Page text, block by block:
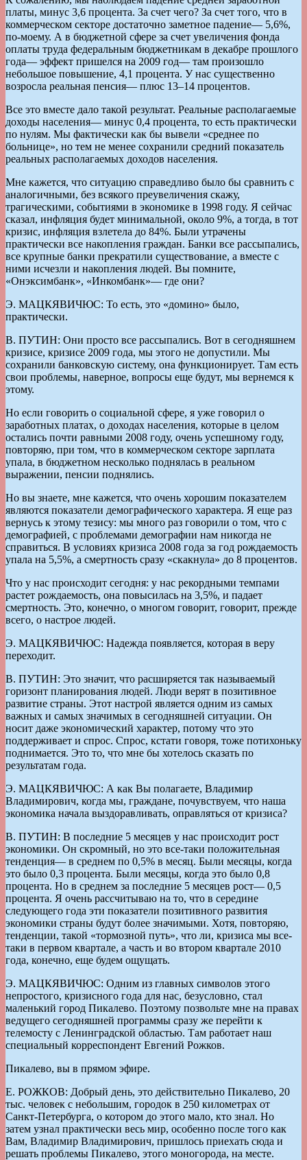
платы, минус 3,6 процента. За счет чего? За счет того, что в
коммерческом секторе достаточно заметное падение— 5,6%,
по-моему. А в бюджетной сфере за счет увеличения фонда
оплаты труда федеральным бюджетникам в декабре прошлого
года— эффект пришелся на 2009 год— там произошло
небольшое повышение, 4,1 процента. У нас существенно
возросла реальная пенсия— плюс 13–14 процентов.
Все это вместе дало такой результат. Реальные располагаемые
доходы населения— минус 0,4 процента, то есть практически
по нулям. Мы фактически как бы вывели «среднее по
больнице», но тем не менее сохранили средний показатель
реальных располагаемых доходов населения.
Мне кажется, что ситуацию справедливо было бы сравнить с
аналогичными, без всякого преувеличения скажу,
трагическими, событиями в экономике в 1998 году. Я сейчас
сказал, инфляция будет минимальной, около 9%, а тогда, в тот
кризис, инфляция взлетела до 84%. Были утрачены
практически все накопления граждан. Банки все рассыпались,
все крупные банки прекратили существование, а вместе с
ними исчезли и накопления людей. Вы помните,
«Онэксимбанк», «Инкомбанк»— где они?
Э. МАЦКЯВИЧЮС: То есть, это «домино» было,
практически.
В. ПУТИН: Они просто все рассыпались. Вот в сегодняшнем
кризисе, кризисе 2009 года, мы этого не допустили. Мы
сохранили банковскую систему, она функционирует. Там есть
свои проблемы, наверное, вопросы еще будут, мы вернемся к
этому.
Но если говорить о социальной сфере, я уже говорил о
заработных платах, о доходах населения, которые в целом
остались почти равными 2008 году, очень успешному году,
повторяю, при том, что в коммерческом секторе зарплата
упала, в бюджетном несколько поднялась в реальном
выражении, пенсии поднялись.
Но вы знаете, мне кажется, что очень хорошим показателем
являются показатели демографического характера. Я еще раз
вернусь к этому тезису: мы много раз говорили о том, что с
демографией, с проблемами демографии нам никогда не
справиться. В условиях кризиса 2008 года за год рождаемость
упала на 5,5%, а смертность сразу «скакнула» до 8 процентов.
Что у нас происходит сегодня: у нас рекордными темпами
растет рождаемость, она повысилась на 3,5%, и падает
смертность. Это, конечно, о многом говорит, говорит, прежде
всего, о настрое людей.
Э. МАЦКЯВИЧЮС: Надежда появляется, которая в веру
переходит.
В. ПУТИН: Это значит, что расширяется так называемый
горизонт планирования людей. Люди верят в позитивное
развитие страны. Этот настрой является одним из самых
важных и самых значимых в сегодняшней ситуации. Он
носит даже экономический характер, потому что это
поддерживает и спрос. Спрос, кстати говоря, тоже потихоньку
поднимается. Это то, что мне бы хотелось сказать по
результатам года.
Э. МАЦКЯВИЧЮС: А как Вы полагаете, Владимир
Владимирович, когда мы, граждане, почувствуем, что наша
экономика начала выздоравливать, оправляться от кризиса?
В. ПУТИН: В последние 5 месяцев у нас происходит рост
экономики. Он скромный, но это все-таки положительная
тенденция— в среднем по 0,5% в месяц. Были месяцы, когда
это было 0,3 процента. Были месяцы, когда это было 0,8
процента. Но в среднем за последние 5 месяцев рост— 0,5
процента. Я очень рассчитываю на то, что в середине
следующего года эти показатели позитивного развития
экономики страны будут более значимыми. Хотя, повторяю,
тенденции, такой «тормозной путь», что ли, кризиса мы все-
таки в первом квартале, а часть и во втором квартале 2010
года, конечно, еще будем ощущать.
Э. МАЦКЯВИЧЮС: Одним из главных символов этого
непростого, кризисного года для нас, безусловно, стал
маленький город Пикалево. Поэтому позвольте мне на правах
ведущего сегодняшней программы сразу же перейти к
телемосту с Ленинградской областью. Там работает наш
специальный корреспондент Евгений Рожков.
Пикалево, вы в прямом эфире.
Е. РОЖКОВ: Добрый день, это действительно Пикалево, 20
тыс. человек с небольшим, городок в 250 километрах от
Санкт-Петербурга, о котором до этого мало, кто знал. Но
затем узнал практически весь мир, особенно после того как
Вам, Владимир Владимирович, пришлось приехать сюда и
решать проблемы Пикалево, этого моногорода, на месте.